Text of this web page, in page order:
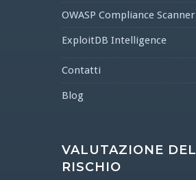
OWASP Compliance Scanner
ExploitDB Intelligence
Contatti
Blog
VALUTAZIONE DEL
RISCHIO